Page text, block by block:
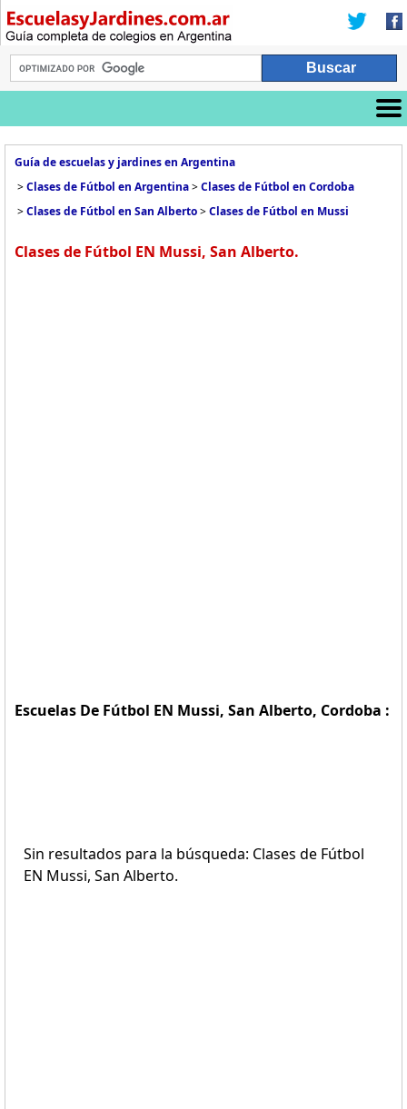
Guía de escuelas y jardines en Argentina
>Clases de Fútbol en Argentina>Clases de Fútbol en Cordoba
>Clases de Fútbol en San Alberto>Clases de Fútbol en Mussi
Clases de Fútbol EN Mussi, San Alberto.
Escuelas De Fútbol EN Mussi, San Alberto, Cordoba :
Sin resultados para la búsqueda: Clases de Fútbol
EN Mussi, San Alberto.